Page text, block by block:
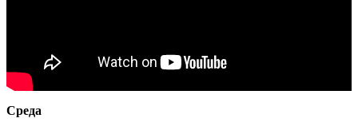
Среда